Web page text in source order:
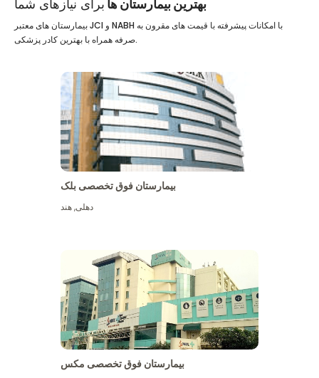
بهترین بیمارستان ها برای نیازهای شما
بیمارستان های معتبر JCI و NABH با امکانات پیشرفته با قیمت های مقرون به
صرفه همراه با بهترین کادر پزشکی.
بیمارستان فوق تخصصی بلک
دهلی,هند
بیمارستان فوق تخصصی مکس